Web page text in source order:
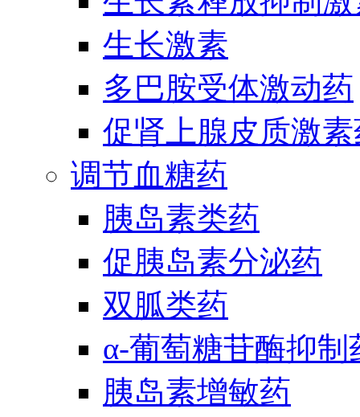
生长激素
多巴胺受体激动药
促肾上腺皮质激
调节血糖药
胰岛素类药
促胰岛素分泌药
双胍类药
α-葡萄糖苷酶抑制
胰岛素增敏药